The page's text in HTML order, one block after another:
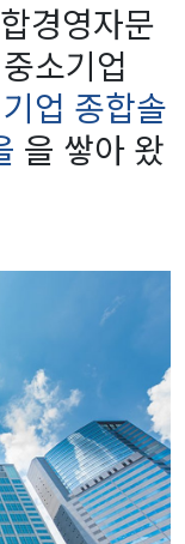
경영자문
소기업
업 종합솔
을 쌓아 왔